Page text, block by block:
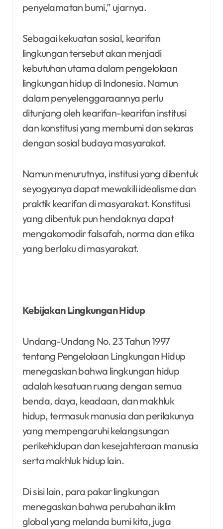
penyelamatan bumi,” ujarnya.
Sebagai kekuatan sosial, kearifan
lingkungan tersebut akan menjadi
kebutuhan utama dalam pengelolaan
lingkungan hidup di Indonesia. Namun
dalam penyelenggaraannya perlu
ditunjang oleh kearifan-kearifan institusi
dan konstitusi yang membumi dan selaras
dengan sosial budaya masyarakat.
Namun menurutnya, institusi yang dibentuk
seyogyanya dapat mewakili idealisme dan
praktik kearifan di masyarakat. Konstitusi
yang dibentuk pun hendaknya dapat
mengakomodir falsafah, norma dan etika
yang berlaku di masyarakat.
Kebijakan Lingkungan Hidup
Undang-Undang No. 23 Tahun 1997
tentang Pengelolaan Lingkungan Hidup
menegaskan bahwa lingkungan hidup
adalah kesatuan ruang dengan semua
benda, daya, keadaan, dan makhluk
hidup, termasuk manusia dan perilakunya
yang mempengaruhi kelangsungan
perikehidupan dan kesejahteraan manusia
serta makhluk hidup lain.
Di sisi lain, para pakar lingkungan
menegaskan bahwa perubahan iklim
global yang melanda bumi kita, juga